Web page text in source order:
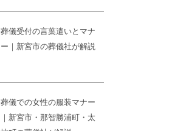
葬儀受付の言葉遣いとマナ
ー｜新宮市の葬儀社が解説
葬儀での女性の服装マナー
｜新宮市・那智勝浦町・太